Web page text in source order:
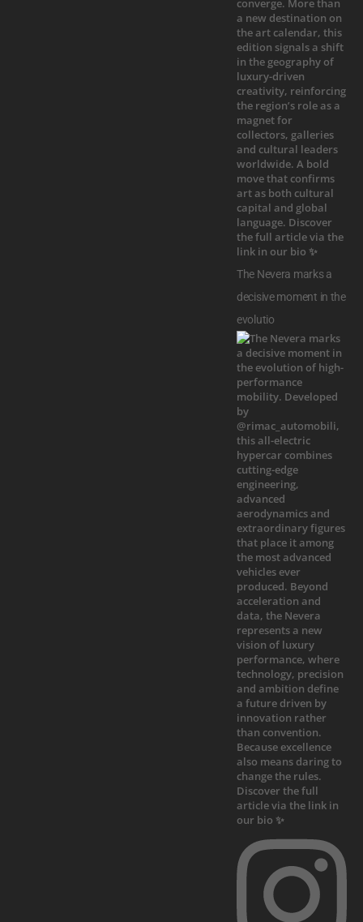
The Nevera marks a
decisive moment in the
evolutio